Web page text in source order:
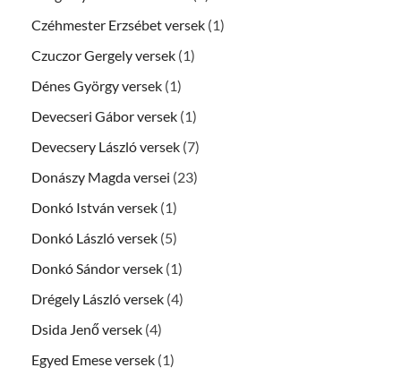
Czéhmester Erzsébet versek (1)
Czuczor Gergely versek (1)
Dénes György versek (1)
Devecseri Gábor versek (1)
Devecsery László versek (7)
Donászy Magda versei (23)
Donkó István versek (1)
Donkó László versek (5)
Donkó Sándor versek (1)
Drégely László versek (4)
Dsida Jenő versek (4)
Egyed Emese versek (1)